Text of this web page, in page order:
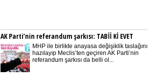
AK Parti’nin referandum şarkısı: TABİİ Kİ EVET
MHP ile birlikte anayasa değişiklik taslağını
hazılayıp Meclis’ten geçiren AK Parti’nin
referandum şarkısı da belli ol...